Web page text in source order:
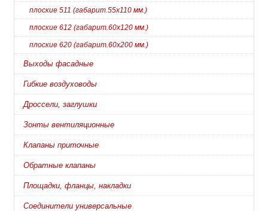
плоские 511 (габарит.55х110 мм.)
плоские 612 (габарит.60х120 мм.)
плоские 620 (габарит.60х200 мм.)
Выходы фасадные
Гибкие воздуховоды
Дроссели, заглушки
Зонты вентиляционные
Клапаны приточные
Обратные клапаны
Площадки, фланцы, накладки
Соединители универсальные